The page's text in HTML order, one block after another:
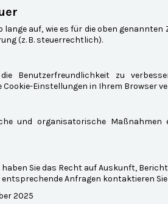
auf, wie es für die oben
(z. B. steuerrechtlich).
Benutzerfreundlichkeit zu
Cookie-Einstellungen in Ihrem Browser
und organisatorische
haben Sie das Recht auf Auskunft,
entsprechende Anfragen kontaktieren
2025